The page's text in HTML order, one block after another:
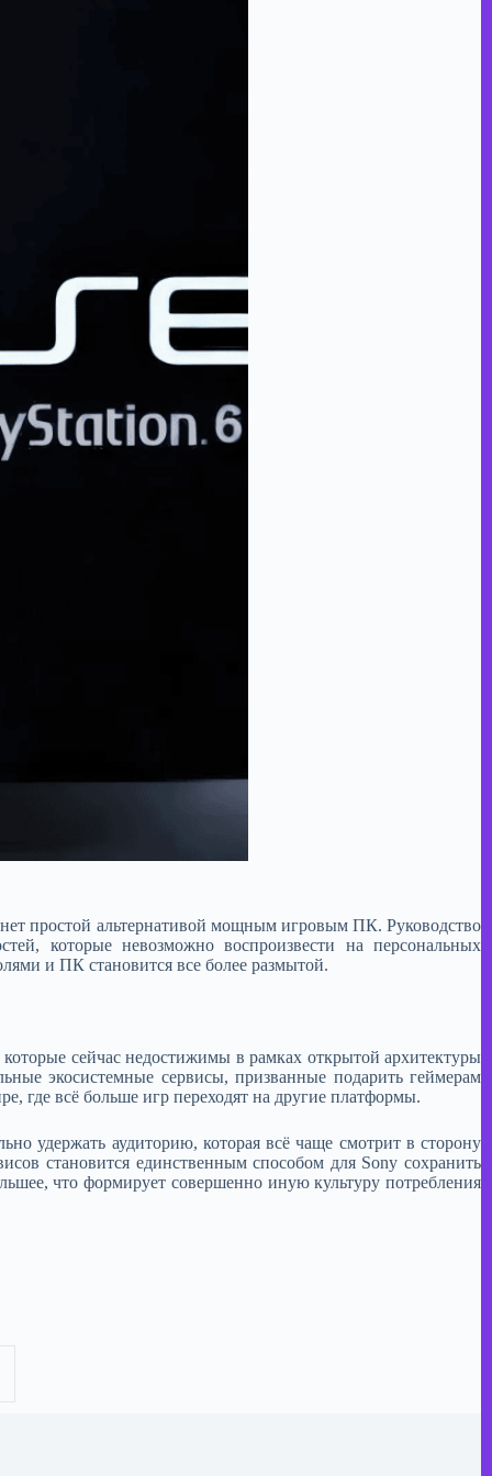
простой альтернативой мощным игровым ПК. Руководство
которые невозможно воспроизвести на персональных
и ПК становится все более размытой.​
которые сейчас недостижимы в рамках открытой архитектуры
экосистемные сервисы, призванные подарить геймерам
где всё больше игр переходят на другие платформы.​
удержать аудиторию, которая всё чаще смотрит в сторону
становится единственным способом для Sony сохранить
что формирует совершенно иную культуру потребления